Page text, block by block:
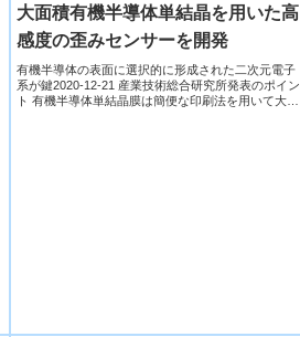
大面積有機半導体単結晶を用いた高
感度の歪みセンサーを開発
有機半導体の表面に選択的に形成された二次元電子
系が鍵2020-12-21 産業技術総合研究所発表のポイン
ト 有機半導体単結晶膜は簡便な印刷法を用いて大量